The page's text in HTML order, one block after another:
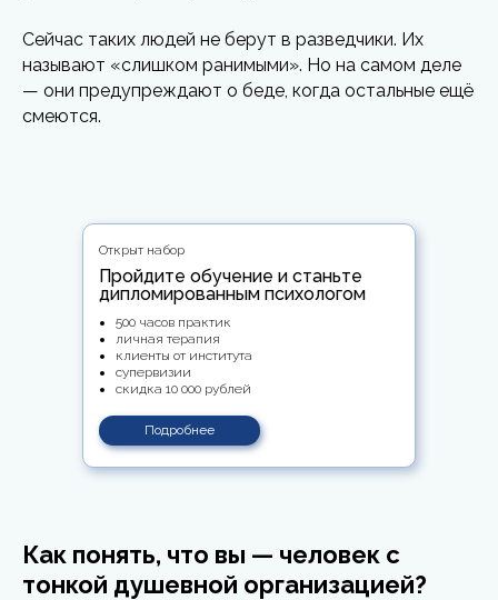
Сейчас таких людей не берут в разведчики. Их
называют «слишком ранимыми». Но на самом деле
— они предупреждают о беде, когда остальные ещё
смеются.
Открыт набор
500 часов практик
личная терапия
клиенты от института
супервизии
скидка 10 000 рублей
Пройдите обучение и станьте
дипломированным психологом
Подробнее
Как понять, что вы — человек с
тонкой душевной организацией?